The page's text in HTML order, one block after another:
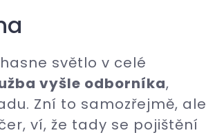
světlo v celé
vyšle odborníka,
Zní to samozřejmě, ale
ví, že tady se pojištění